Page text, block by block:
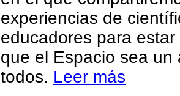
experiencias de
educadores para
que el Espacio sea un
todos. Leer más